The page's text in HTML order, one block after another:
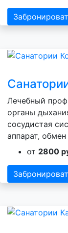
Лечебный
органы
сосудистая
аппарат,
от 2800